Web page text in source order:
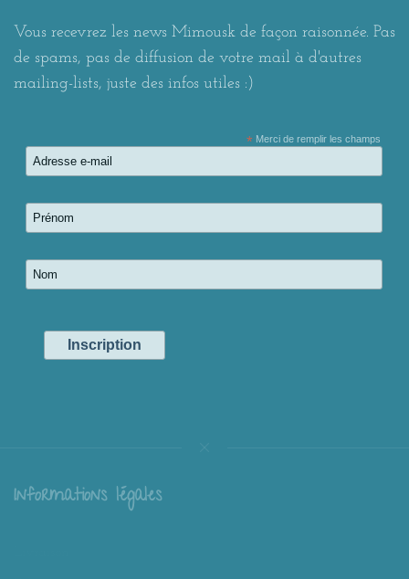
Vous recevrez les news Mimousk de façon raisonnée. Pas
de spams, pas de diffusion de votre mail à d'autres
mailing-lists, juste des infos utiles :)
*Merci de remplir les champs
Informations légales